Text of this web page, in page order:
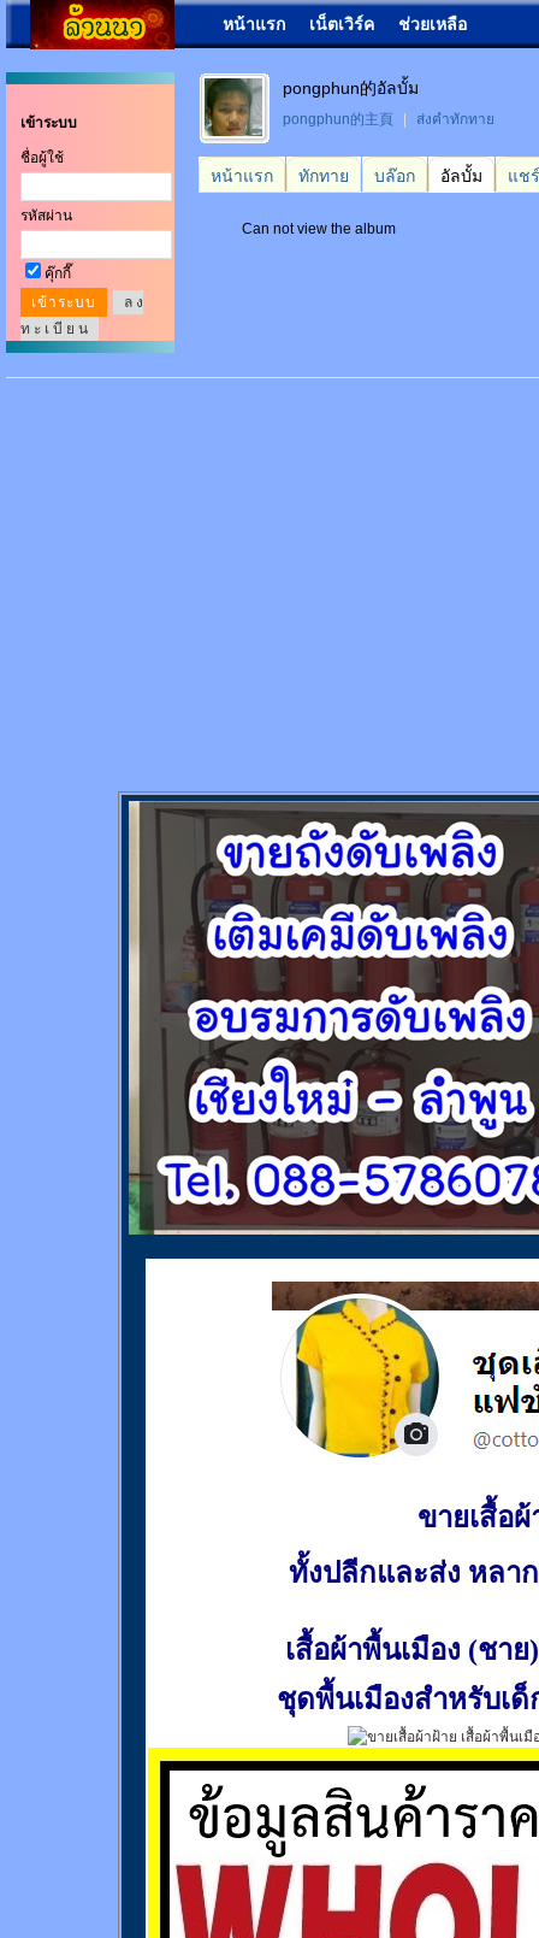
หน้าแรก เน็ตเวิร์ค ช่วยเหลือ
เข้าระบบ
ชื่อผู้ใช้
รหัสผ่าน
คุ๊กกี๊
ล ง
ท ะ เ บี ย น
pongphun的อัลบั้ม
pongphun的主頁 ส่งคำทักทาย
หน้าแรก ทักทาย บล๊อก อัลบั้ม แชร์
Can not view the album
ขายเสื้อผ้
ทั้งปลีกและส่ง หลา
เสื้อผ้าพื้นเมือง (ชาย)
ชุดพื้นเมืองสำหรับเด็